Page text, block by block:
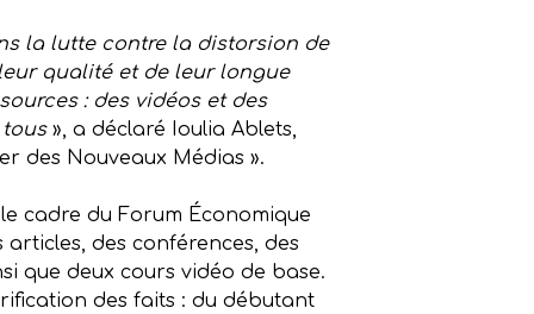
la lutte contre la distorsion de
qualité et de leur longue
: des vidéos et des
tous », a déclaré Ioulia Ablets,
des Nouveaux Médias ».
cadre du Forum Économique
des conférences, des
que deux cours vidéo de base.
des faits : du débutant